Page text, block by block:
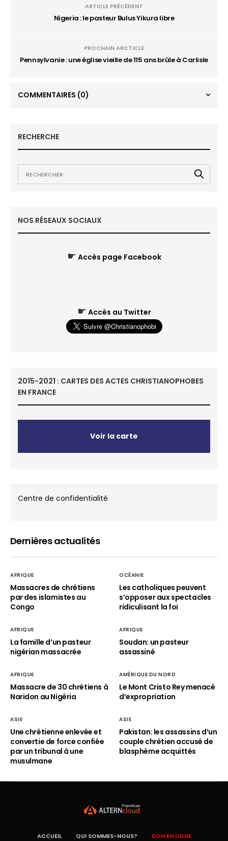
ARTICLE PRÉCÉDENT
Nigeria : le pasteur Bulus Yikura libre
PROCHAIN ARCTICLE
Pennsylvanie : une église vieille de 115 ans brûle à Carlisle
COMMENTAIRES (0)
RECHERCHE
NOS RÉSEAUX SOCIAUX
☛ Accès page Facebook
☛ Accès au Twitter
2015-2021 : CARTES DES ACTES CHRISTIANOPHOBES
EN FRANCE
Voir la carte
Centre de confidentialité
Dernières actualités
AFRIQUE
Massacres de chrétiens
par des islamistes au
Congo
OCÉANIE
Les catholiques peuvent
s’opposer aux spectacles
ridiculisant la foi
AFRIQUE
La famille d’un pasteur
nigérian massacrée
AFRIQUE
Soudan: un pasteur
assassiné
AFRIQUE
Massacre de 30 chrétiens à
Naridon au Nigéria
AMÉRIQUE DU NORD
Le Mont Cristo Rey menacé
d’expropriation
ASIE
Une chrétienne enlevée et
convertie de force confiée
par un tribunal à une
musulmane
ASIE
Pakistan: les assassins d’un
couple chrétien accusé de
blasphème acquittés
ACCUEIL QUI SOMMES-NOUS? DON EN LIGNE